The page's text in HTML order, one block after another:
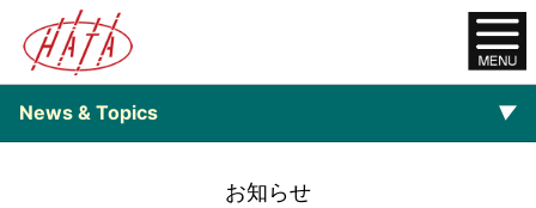
News & Topics ▼
お知らせ